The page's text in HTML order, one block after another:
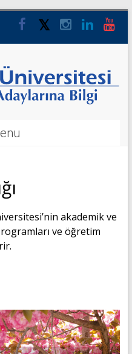
akademik ve
ve öğretim